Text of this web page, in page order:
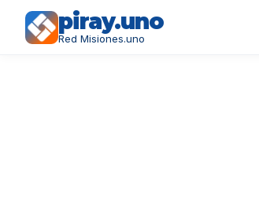
piray.uno
Red Misiones.uno